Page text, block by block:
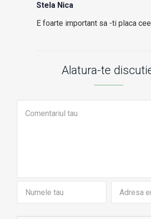
Stela Nica
E foarte important sa -ti placa
Alatura-te